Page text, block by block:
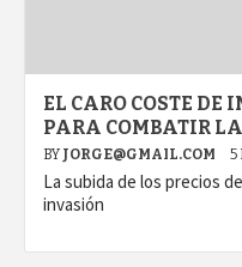
EL CARO COSTE DE
PARA COMBATIR
BY JORGE@GMAIL.COM 5
La subida de los precios
invasión